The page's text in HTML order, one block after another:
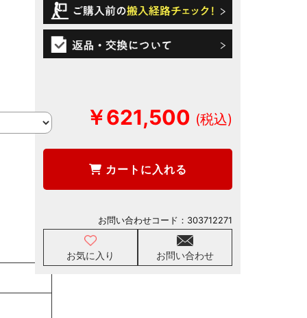
￥621,500
カートに入れる
お気に入り お問い合わせ
お問い合わせコード： 303712271